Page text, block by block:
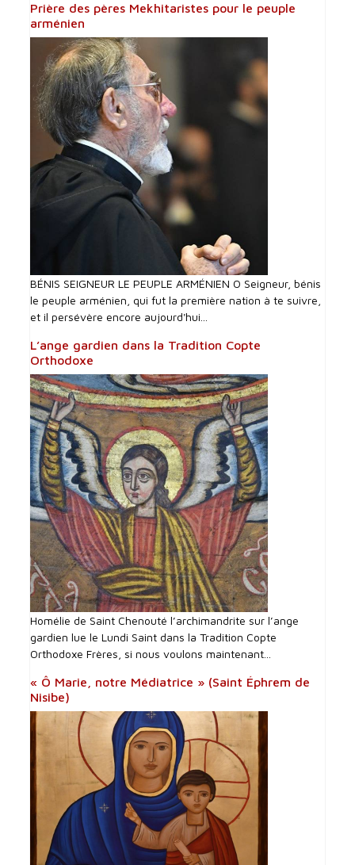
Prière des pères Mekhitaristes pour le peuple
arménien
BÉNIS SEIGNEUR LE PEUPLE ARMÉNIEN O Seigneur, bénis
le peuple arménien, qui fut la première nation à te suivre,
et il persévère encore aujourd'hui...
L’ange gardien dans la Tradition Copte
Orthodoxe
Homélie de Saint Chenouté l’archimandrite sur l’ange
gardien lue le Lundi Saint dans la Tradition Copte
Orthodoxe Frères, si nous voulons maintenant...
« Ô Marie, notre Médiatrice » (Saint Éphrem de
Nisibe)